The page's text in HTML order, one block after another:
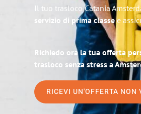
Il tuo trasloco Catania
servizio di prima classee
Richiedo ora la tua offerta
trasloco senza stress a
RICEVI UN'OFFERTA NON